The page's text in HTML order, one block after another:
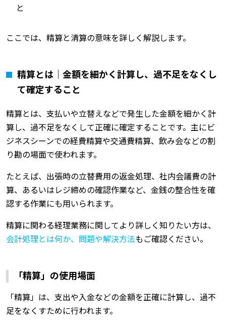
と
ここでは、精算と清算の意味を詳しく解説します。
精算とは｜金額を細かく計算し、過不足をなくし
て確定すること
精算とは、支払いや立替えなどで発生した金額を細かく計
算し、過不足をなくして正確に確定することです。主にビ
ジネスシーンでの経費精算や交通費精算、飲み会などの割
り勘の場面で使われます。
たとえば、出張時の立替費用の返金処理、社内会議費の計
算、あるいはレジ締めの確認作業など、金銭の整合性を確
認する作業にも用いられます。
精算に関わる経理業務に関してより詳しく知りたい方は、
会計処理とは何か、問題や解決方法もご確認ください。
「精算」の使用場面
「精算」は、支出や入金などの金額を正確に計算し、過不
足をなくすために行われます。